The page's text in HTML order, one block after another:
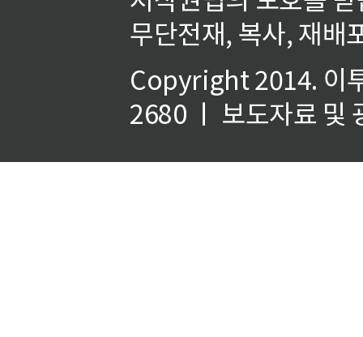
무단전재, 복사, 재배
Copyright 2014. 이
2680 ㅣ 보도자료